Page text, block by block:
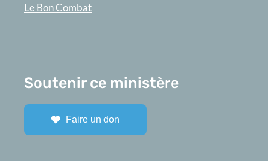
Le Bon Combat
Soutenir ce ministère
Faire un don